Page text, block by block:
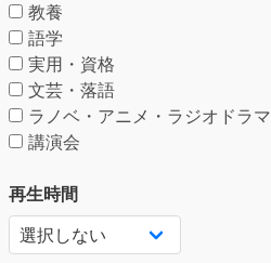
教養
語学
実用・資格
文芸・落語
ラノベ・アニメ・ラジオドラマ
講演会
再生時間